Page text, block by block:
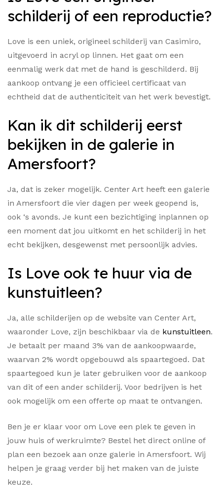
schilderij of een reproductie?
Love is een uniek, origineel schilderij van Casimiro,
uitgevoerd in acryl op linnen. Het gaat om een
eenmalig werk dat met de hand is geschilderd. Bij
aankoop ontvang je een officieel certificaat van
echtheid dat de authenticiteit van het werk bevestigt.
Kan ik dit schilderij eerst
bekijken in de galerie in
Amersfoort?
Ja, dat is zeker mogelijk. Center Art heeft een galerie
in Amersfoort die vier dagen per week geopend is,
ook ‘s avonds. Je kunt een bezichtiging inplannen op
een moment dat jou uitkomt en het schilderij in het
echt bekijken, desgewenst met persoonlijk advies.
Is Love ook te huur via de
kunstuitleen?
Ja, alle schilderijen op de website van Center Art,
waaronder Love, zijn beschikbaar via de kunstuitleen.
Je betaalt per maand 3% van de aankoopwaarde,
waarvan 2% wordt opgebouwd als spaartegoed. Dat
spaartegoed kun je later gebruiken voor de aankoop
van dit of een ander schilderij. Voor bedrijven is het
ook mogelijk om een offerte op maat te ontvangen.
Ben je er klaar voor om Love een plek te geven in
jouw huis of werkruimte? Bestel het direct online of
plan een bezoek aan onze galerie in Amersfoort. Wij
helpen je graag verder bij het maken van de juiste
keuze.